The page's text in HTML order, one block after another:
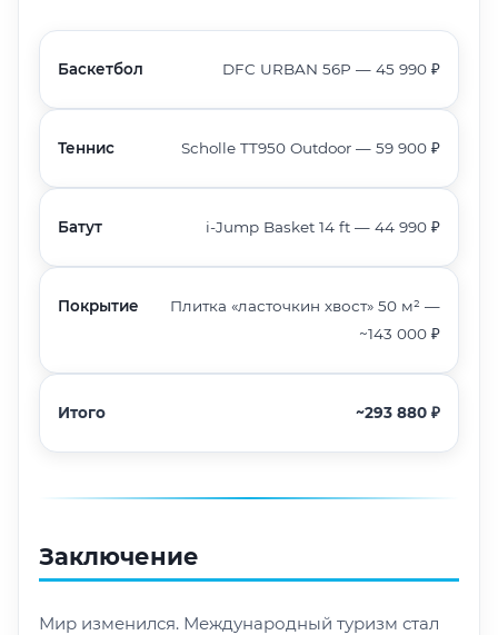
Баскетбол DFC URBAN 56P — 45 990 ₽
Теннис Scholle TT950 Outdoor — 59 900 ₽
Батут i-Jump Basket 14 ft — 44 990 ₽
Покрытие
Плитка «ласточкин хвост» 50 м² —
~143 000 ₽
Итого ~293 880 ₽
Заключение
Мир изменился. Международный туризм стал